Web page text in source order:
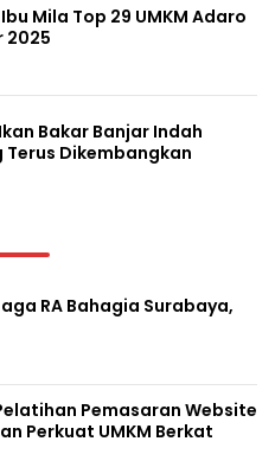
Mila Top 29 UMKM Adaro
2025
Bakar Banjar Indah
Terus Dikembangkan
RA Bahagia Surabaya,
Pemasaran Website
Perkuat UMKM Berkat